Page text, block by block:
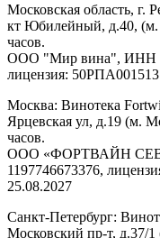
Московская область, г.
кт Юбилейный, д.40, (м.
часов.
ООО "Мир вина", ИНН -
лицензия:
Москва: Винотека
Ярцевская ул, д.19 (м.
часов.
ООО «ФОРТВАЙН
1197746673376,
25.08.2027
Санкт-Петербург:
Московский пр-т, д.37/1